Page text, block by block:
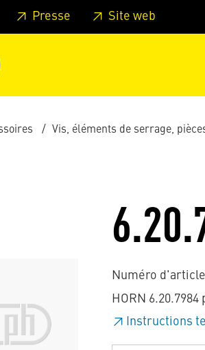
page Passer au pied de page
Presse Site web
Vis, éléments de serrage,
Numéro d'article
HORN 6.20.7984
Instructions